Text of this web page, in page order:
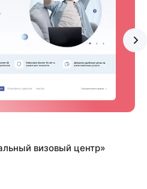
визовый центр»